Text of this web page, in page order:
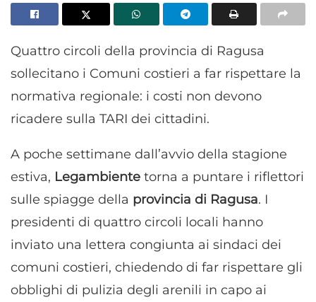
Quattro circoli della provincia di Ragusa
sollecitano i Comuni costieri a far rispettare la
normativa regionale: i costi non devono
ricadere sulla TARI dei cittadini.
A poche settimane dall’avvio della stagione
estiva, Legambiente torna a puntare i riflettori
sulle spiagge della provincia di Ragusa. I
presidenti di quattro circoli locali hanno
inviato una lettera congiunta ai sindaci dei
comuni costieri, chiedendo di far rispettare gli
obblighi di pulizia degli arenili in capo ai